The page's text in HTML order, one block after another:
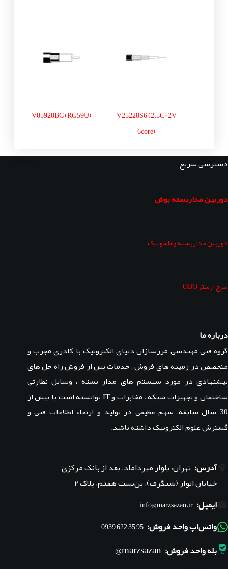
V25228S6 (2.5C-2V
6core)
V05920BC (RG59U)
دسترسی سریع
دوربین مداربسته بوش
دوربین مداربسته پاناسونیک
سرج ارستر OBO
درباره ما
گروه فنی مهندسی مرزسازان دنیای الکترونیک با کادری مجرب و
متخصص در زمینه های فروش ، خدمات پس از فروش راه حل های
پیشنهادی در مورد سیستم های مدار بسته ، وسایل نظارتی
ساختمان و تجهیزات شبکه ، مخابرات و IT توانسته است با بیش از
30 سال سابقه، سهم عظیمی در تولید و ارتقاء اطلاعات فنی و
گسترش علوم الکترونیک داشته باشد.
آدرس: تهران، بلوار میرداماد، بعد از بانک مرکزی
خیابان انوار (شنگرف)، بن‌بست هفتم، پلاک ۲
ایمیل: info@marzsazan.ir
واتس‌اپ واحد فروش: 95 35 622 0939
بله واحد فروش: marzsazan@